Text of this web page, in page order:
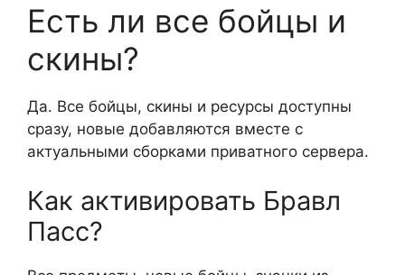
Есть ли все бойцы и
скины?
Да. Все бойцы, скины и ресурсы доступны
сразу, новые добавляются вместе с
актуальными сборками приватного сервера.
Как активировать Бравл
Пасс?